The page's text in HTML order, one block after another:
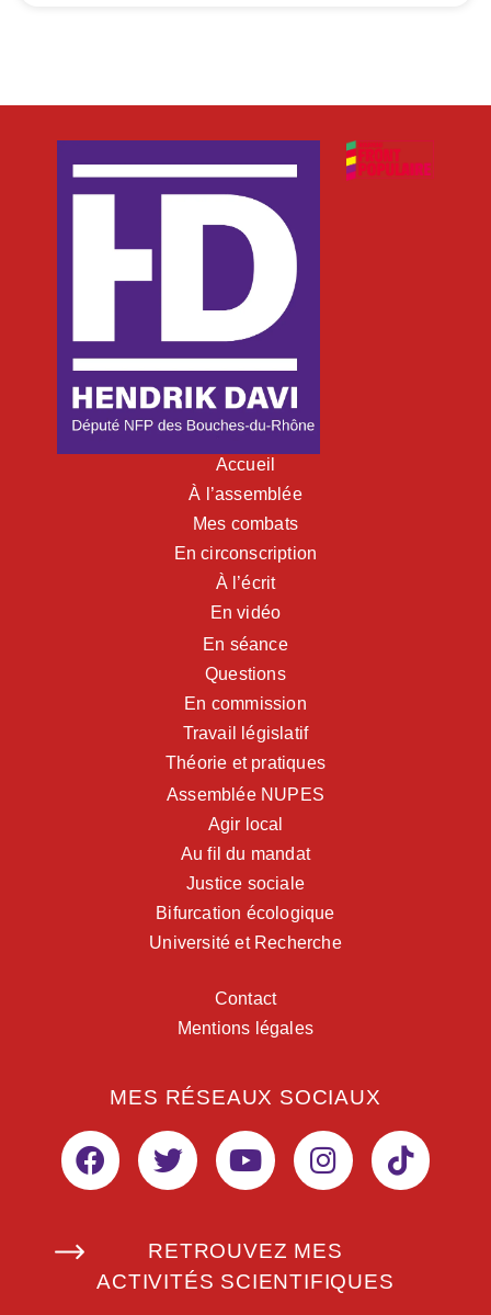
Accueil
À l’assemblée
Mes combats
En circonscription
À l’écrit
En vidéo
En séance
Questions
En commission
Travail législatif
Théorie et pratiques
Assemblée NUPES
Agir local
Au fil du mandat
Justice sociale
Bifurcation écologique
Université et Recherche
Contact
Mentions légales
MES RÉSEAUX SOCIAUX
RETROUVEZ MES
ACTIVITÉS SCIENTIFIQUES